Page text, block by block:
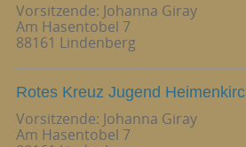
Vorsitzende: Johanna Giray
Am Hasentobel 7
88161 Lindenberg
Rotes Kreuz Jugend
Vorsitzende: Johanna Giray
Am Hasentobel 7